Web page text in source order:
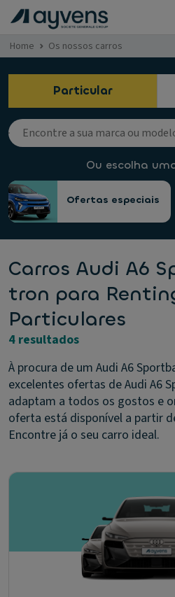
Home Os nossos carros
Particular
Ou escolha
Ofertas especiais
Carros Audi A6
tron para
Particulares
4 resultados
À procura de um Audi A6
excelentes ofertas de Audi A6
adaptam a todos os gostos e
oferta está disponível a partir
Encontre já o seu carro ideal.